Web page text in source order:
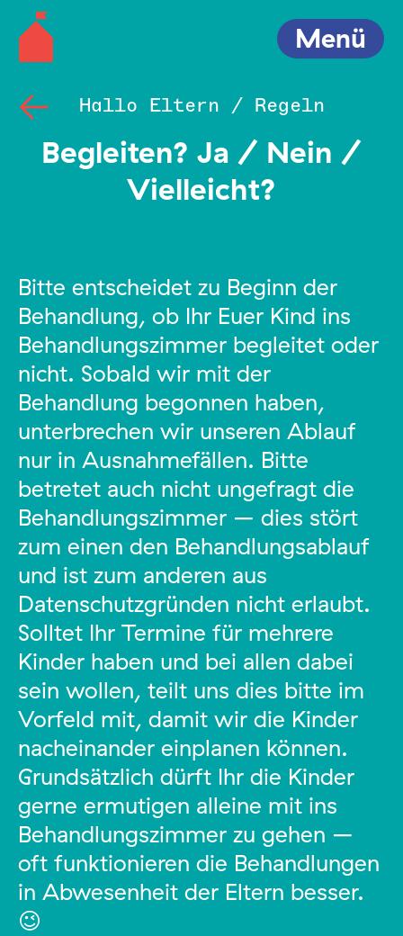
Menü
Hallo Eltern / Regeln
Begleiten? Ja / Nein /
Vielleicht?
Bitte entscheidet zu Beginn der
Behandlung, ob Ihr Euer Kind ins
Behandlungszimmer begleitet oder
nicht. Sobald wir mit der
Behandlung begonnen haben,
unterbrechen wir unseren Ablauf
nur in Ausnahmefällen. Bitte
betretet auch nicht ungefragt die
Behandlungszimmer – dies stört
zum einen den Behandlungsablauf
und ist zum anderen aus
Datenschutzgründen nicht erlaubt.
Solltet Ihr Termine für mehrere
Kinder haben und bei allen dabei
sein wollen, teilt uns dies bitte im
Vorfeld mit, damit wir die Kinder
nacheinander einplanen können.
Grundsätzlich dürft Ihr die Kinder
gerne ermutigen alleine mit ins
Behandlungszimmer zu gehen –
oft funktionieren die Behandlungen
in Abwesenheit der Eltern besser.
😉